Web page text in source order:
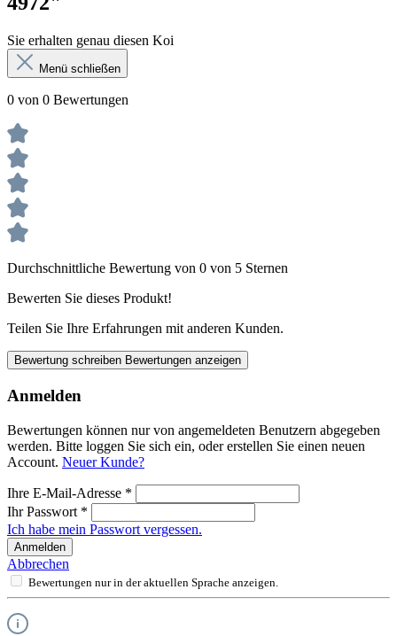
Sie erhalten genau diesen Koi
Menü schließen
0 von 0 Bewertungen
Durchschnittliche Bewertung von 0 von 5 Sternen
Bewerten Sie dieses Produkt!
Teilen Sie Ihre Erfahrungen mit anderen Kunden.
Bewertung schreiben Bewertungen anzeigen
Anmelden
Bewertungen können nur von angemeldeten Benutzern abgegeben
werden. Bitte loggen Sie sich ein, oder erstellen Sie einen neuen
Account. Neuer Kunde?
Ihre E-Mail-Adresse *
Ihr Passwort *
Ich habe mein Passwort vergessen.
Anmelden
Abbrechen
Bewertungen nur in der aktuellen Sprache anzeigen.